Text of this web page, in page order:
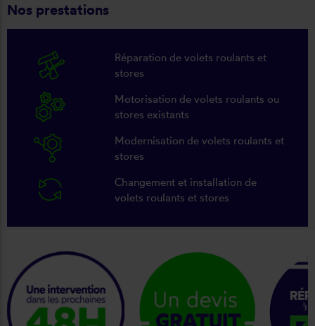
Nos prestations
Réparation de volets roulants et
stores
Motorisation de volets roulants ou
stores existants
Modernisation de volets roulants et
stores
Changement et installation de
volets roulants et stores
keyboard_arrow_right